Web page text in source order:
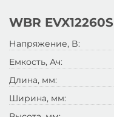
WBR EVX12260S
Напряжение, B:
Емкость, Ач:
Длина, мм:
Ширина, мм: